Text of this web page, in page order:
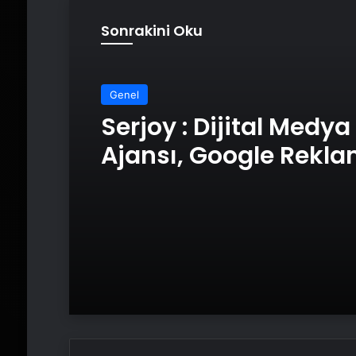
Sonrakini Oku
Genel
Serjoy : Dijital Medya
Ajansı, Google